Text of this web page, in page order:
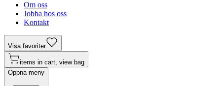
Om oss
Jobba hos oss
Kontakt
Visa favoriter
items in cart, view bag
Öppna meny